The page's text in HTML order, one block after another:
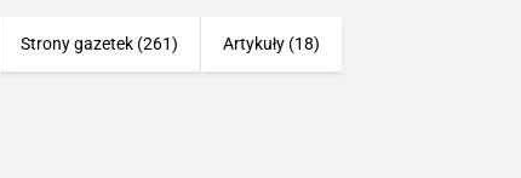
Strony gazetek (261) Artykuły (18)